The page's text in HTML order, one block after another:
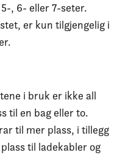
, 6- eller 7-seter.
er kun tilgjengelig i
i bruk er ikke all
til en bag eller to.
til mer plass, i tillegg
til ladekabler og